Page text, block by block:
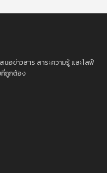
อข่าวสาร สาระความรู้ และไลฟ์
ถูกต้อง